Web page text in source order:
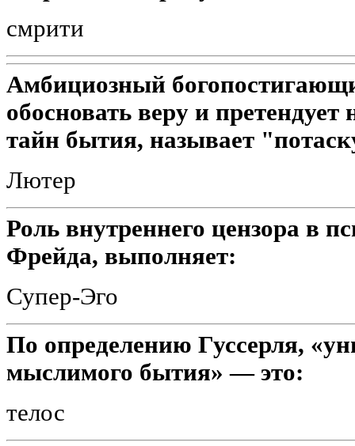
смрити
Амбициозный
обосновать веру и
тайн бытия, называет
Лютер
Роль внутреннего цензора в
Фрейда, выполняет:
Супер-Эго
По определению Гуссерля,
мыслимого бытия» — это:
телос